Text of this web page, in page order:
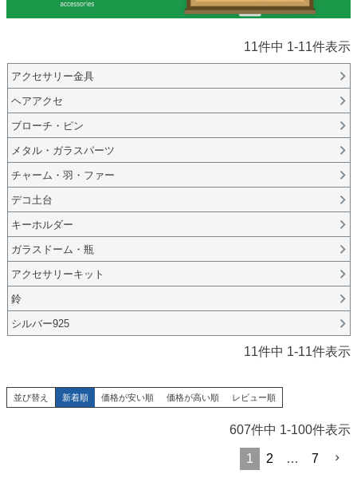
11件中 1-11件表示
アクセサリー金具
ヘアアクセ
ブローチ・ピン
メタル・ガラスパーツ
チャーム・羽・ファー
デコ土台
キーホルダー
ガラスドーム・瓶
アクセサリーキット
鈴
シルバー925
11件中 1-11件表示
並び替え 新着順 価格が安い順 価格が高い順 レビュー順
607件中 1-100件表示
1 2 … 7